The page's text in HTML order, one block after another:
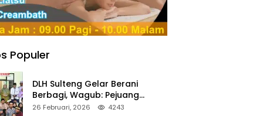
Populer
DLH Sulteng Gelar Berani
Berbagi, Wagub: Pejuang
Lingkungan Harus Jadi Teladan
26 Februari, 2026 4243